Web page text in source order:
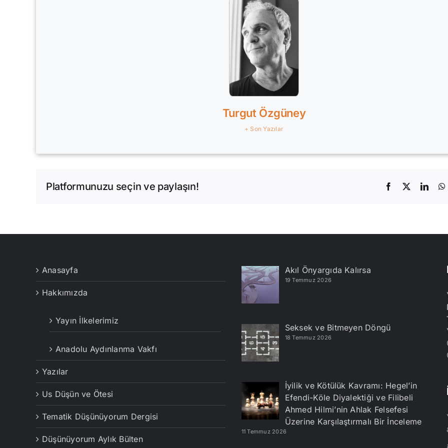
Turgut Özgüney
+ Son Yazılar
Platformunuzu seçin ve paylaşın! Facebook
Anasayfa
Hakkımızda
Yayın İlkelerimiz
Anadolu Aydınlanma Vakfı
Yazılar
Us Düşün ve Ötesi
Tematik Düşünüyorum Dergisi
Düşünüyorum Aylık Bülten
Akıl Önyargıda Kalırsa
19 Temmuz 2026
Seksek ve Bitmeyen Döngü
18 Temmuz 2026
İyilik ve Kötülük Kavramı: Hegel’in
Efendi-Köle Diyalektiği ve Filibeli
Ahmed Hilmi’nin Ahlak Felsefesi
Üzerine Karşılaştırmalı Bir İnceleme
11 Temmuz 2026